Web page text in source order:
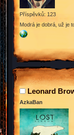
Příspěvků: 123
Modrá je dobrá, už je
Leonard
AzkaBan